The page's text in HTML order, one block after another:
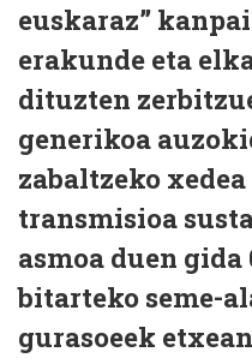
euskaraz”
erakunde eta
dituzten
generikoa
zabaltzeko
transmisioa
asmoa duen gida
bitarteko seme-
gurasoeek